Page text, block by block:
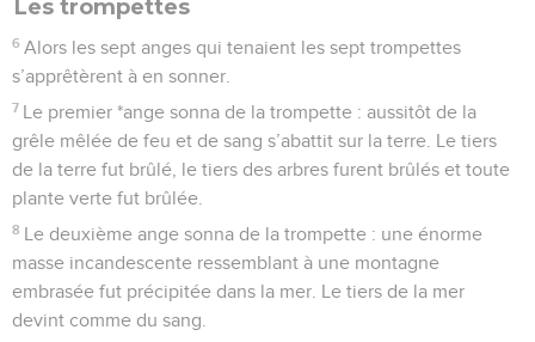
Les trompettes
6 Alors les sept anges qui tenaient les sept trompettes
s’apprêtèrent à en sonner.
7 Le premier *ange sonna de la trompette : aussitôt de la
grêle mêlée de feu et de sang s’abattit sur la terre. Le tiers
de la terre fut brûlé, le tiers des arbres furent brûlés et toute
plante verte fut brûlée.
8 Le deuxième ange sonna de la trompette : une énorme
masse incandescente ressemblant à une montagne
embrasée fut précipitée dans la mer. Le tiers de la mer
devint comme du sang.